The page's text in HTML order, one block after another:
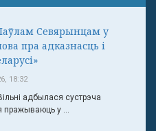
Севярынцам у
пра адказнасць і
18:32
адбылася сустрэча
пражываюць у ...